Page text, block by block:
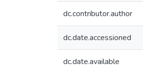
dc.contributor.author
dc.date.accessioned
dc.date.available